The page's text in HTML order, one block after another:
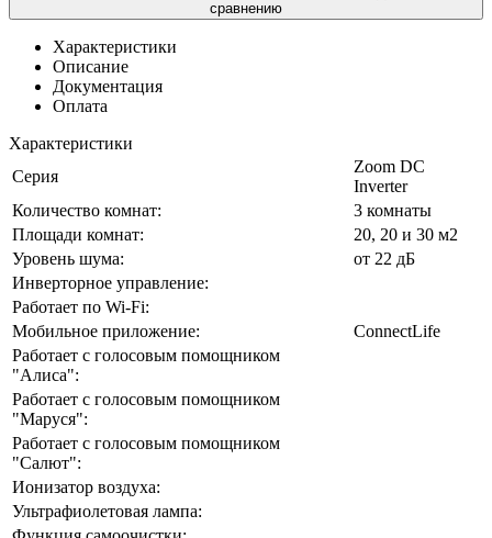
сравнению
Характеристики
Описание
Документация
Оплата
Характеристики
Серия
Zoom DC
Inverter
Количество комнат:
3 комнаты
Площади комнат:
20, 20 и 30 м2
Уровень шума:
от 22 дБ
Инверторное управление:
Работает по Wi-Fi:
Мобильное приложение:
ConnectLife
Работает с голосовым помощником
"Алиса":
Работает с голосовым помощником
"Маруся":
Работает с голосовым помощником
"Салют":
Ионизатор воздуха:
Ультрафиолетовая лампа: